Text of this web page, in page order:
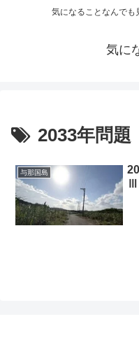
気になることなんでも
気に
2033年問題
与那国島